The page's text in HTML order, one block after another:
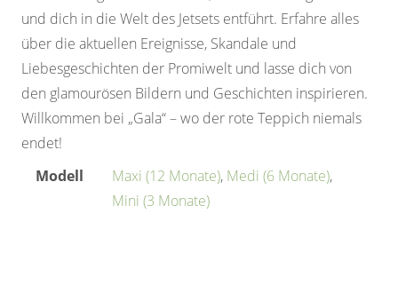
und dich in die Welt des Jetsets entführt. Erfahre alles
über die aktuellen Ereignisse, Skandale und
Liebesgeschichten der Promiwelt und lasse dich von
den glamourösen Bildern und Geschichten inspirieren.
Willkommen bei „Gala“ – wo der rote Teppich niemals
endet!
Modell
Maxi (12 Monate), Medi (6 Monate),
Mini (3 Monate)